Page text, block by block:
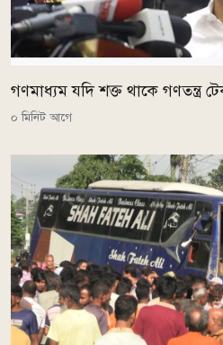
গণমাধ্যম যদি শক্ত থাকে গণতন্ত্র
০ মিনিট আগে